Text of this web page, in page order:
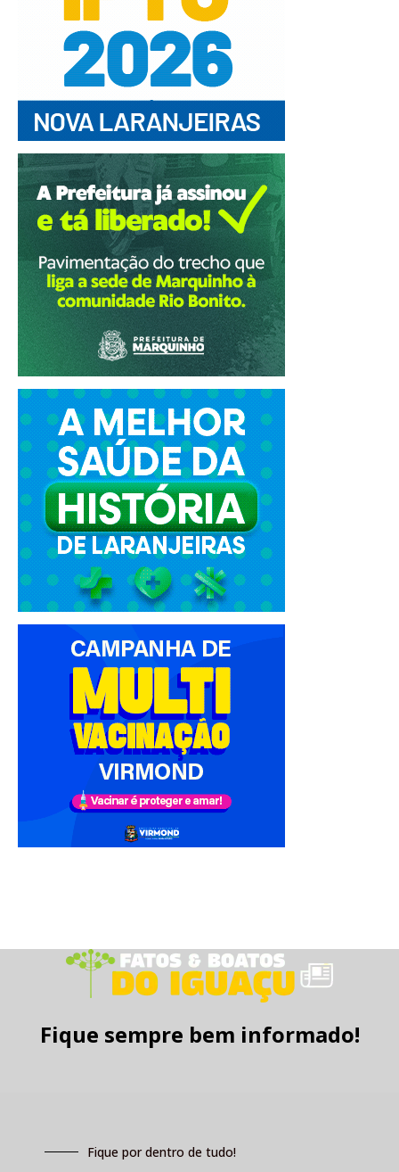
Fique sempre bem informado!
Fique por dentro de tudo!